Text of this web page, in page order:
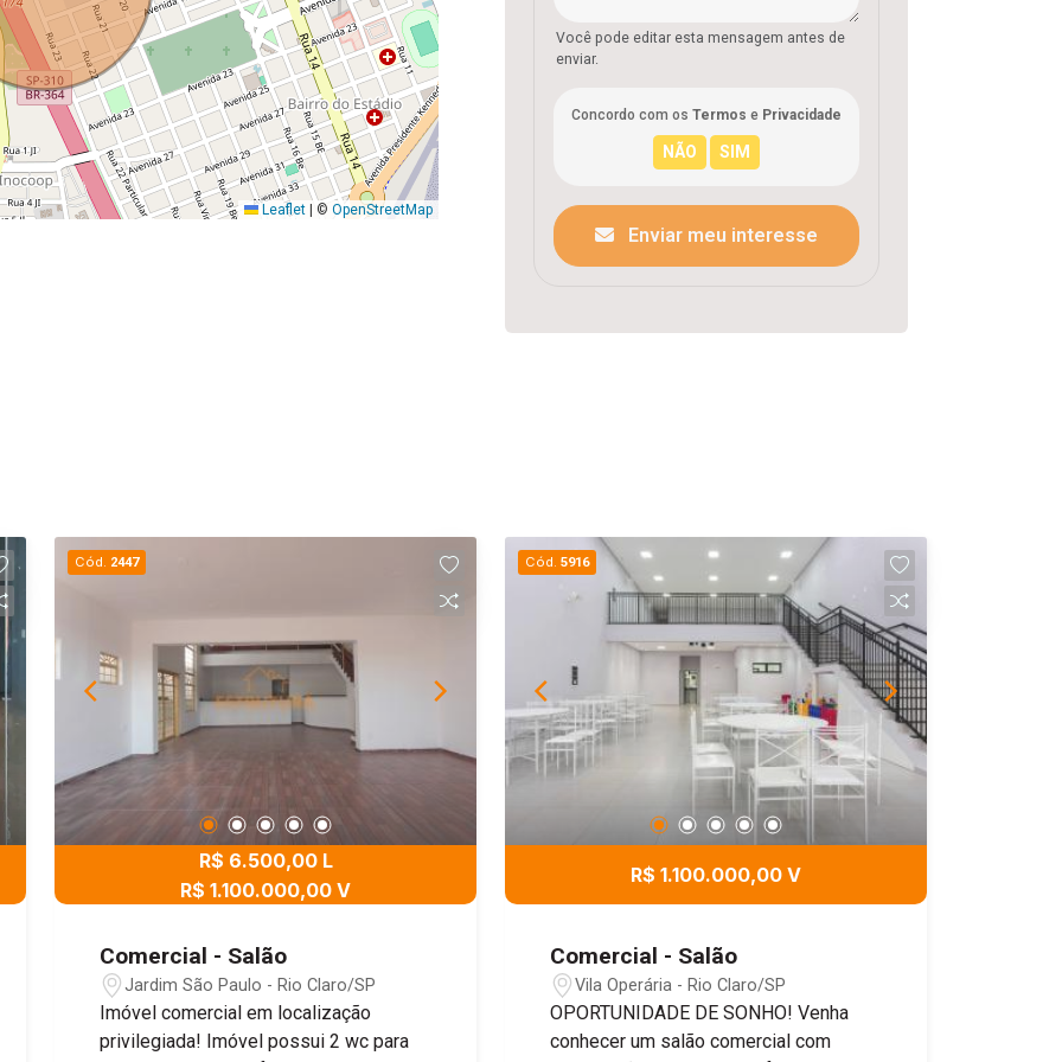
Leaflet © OpenStreetMap
Você pode editar esta mensagem antes de
enviar.
Concordo com os Termos e Privacidade
Enviar meu interesse
Cód. 2447
R$ 6.500,00 L
R$ 1.100.000,00 V
Comercial - Salão
Jardim São Paulo - Rio Claro/SP
Imóvel comercial em localização
privilegiada! Imóvel possui 2 wc para
Cód. 5916
R$ 1.100.000,00 V
Comercial - Salão
Vila Operária - Rio Claro/SP
OPORTUNIDADE DE SONHO! Venha
conhecer um salão comercial com